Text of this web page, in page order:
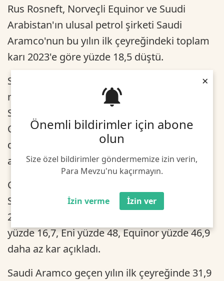
Önemli bildirimler için abone
olun
Size özel bildirimler göndermemize izin verin,
Para Mevzu'nu kaçırmayın.
İzin verme İzin ver
×
Rus Rosneft, Norveçli Equinor ve Suudi
Arabistan'ın ulusal petrol şirketi Saudi
Aramco'nun bu yılın ilk çeyreğindeki toplam
karı 2023'e göre yüzde 18,5 düştü.
Söz konusu dönemde, Saudi Aramco 27,3
milyar dolar, ExxonMobil 8,2 milyar dolar,
Shell 7,7 milyar dolar, bp 2,7 milyar dolar,
Chevron 5,5 milyar dolar, Equinor 2,6 milyar
dolar, Eni 1,3 milyar dolar kar elde ettiğini
açıkladı.
Geçen yılın ocak-mart dönemine kıyasla,
Saudi Aramco yüzde 14,4, ExxonMobil yüzde
28,1, Shell yüzde 19,8, bp yüzde 46, Chevron
yüzde 16,7, Eni yüzde 48, Equinor yüzde 46,9
daha az kar açıkladı.
Saudi Aramco geçen yılın ilk çeyreğinde 31,9